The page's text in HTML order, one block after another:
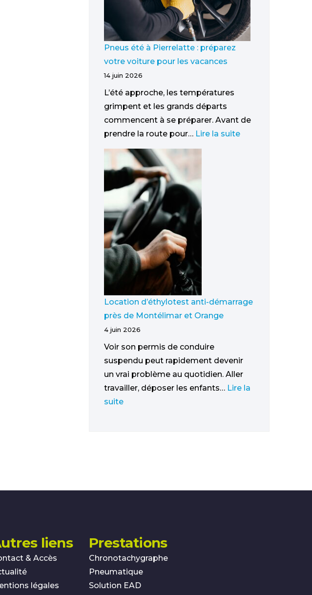
Pneus été à Pierrelatte : préparez
votre voiture pour les vacances
14 juin 2026
L’été approche, les températures
grimpent et les grands départs
commencent à se préparer. Avant de
prendre la route pour… Lire la suite
Location d’éthylotest anti-démarrage
près de Montélimar et Orange
4 juin 2026
Voir son permis de conduire
suspendu peut rapidement devenir
un vrai problème au quotidien. Aller
travailler, déposer les enfants… Lire la
suite
liens
& Accès
légales
Prestations
Chronotachygraphe
Pneumatique
Solution EAD